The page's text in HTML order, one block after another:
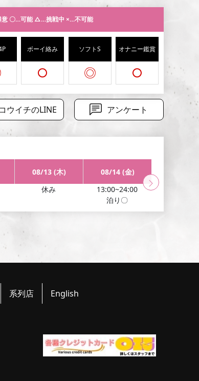
〇…可能 △…挑戦中 ×…不可能
ボーイ絡み
○
ソフトS
◎
オナニー鑑賞
○
コウイチのLINE アンケート
08/13 (木)
休み
08/14 (金)
13:00~24:00
泊り〇
ちろん、軽めのマッサージもしてもらい、
発揮頂き、物凄く癒やされました！お話も楽
ろしく！(T様)
始手を繋いでくれ話も色々聞いてくれたり、
ができました。
兄さんのコメントに惹かれて指名しましたが
ットではドSにせめてくれてとても興奮でき
気持ち良くなりやすいかとか把握されていて
メンなのにすごい謙虚なボーイさんなのでオ
会いに行きたいです。
ありがとうございま
られて興奮しっぱな
また予約します！(H様)
様)
で責めてくれました。
えていますので、おすすめです!(T様)
クニックにより、
系列店 English